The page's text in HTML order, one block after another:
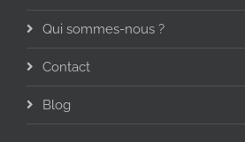
Qui sommes-nous ?
Contact
Blog